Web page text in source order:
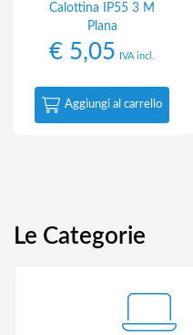
Calottina IP55 3 M
Plana
€ 5,05 IVA incl.
Aggiungi al carrello
Le Categorie